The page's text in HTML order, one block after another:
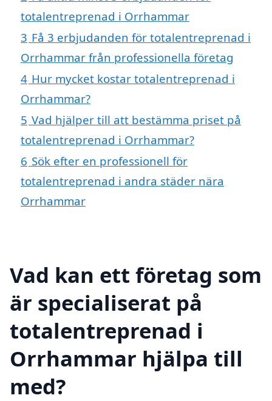
totalentreprenad i Orrhammar
3 Få 3 erbjudanden för totalentreprenad i
Orrhammar från professionella företag
4 Hur mycket kostar totalentreprenad i
Orrhammar?
5 Vad hjälper till att bestämma priset på
totalentreprenad i Orrhammar?
6 Sök efter en professionell för
totalentreprenad i andra städer nära
Orrhammar
Vad kan ett företag som
är specialiserat på
totalentreprenad i
Orrhammar hjälpa till
med?